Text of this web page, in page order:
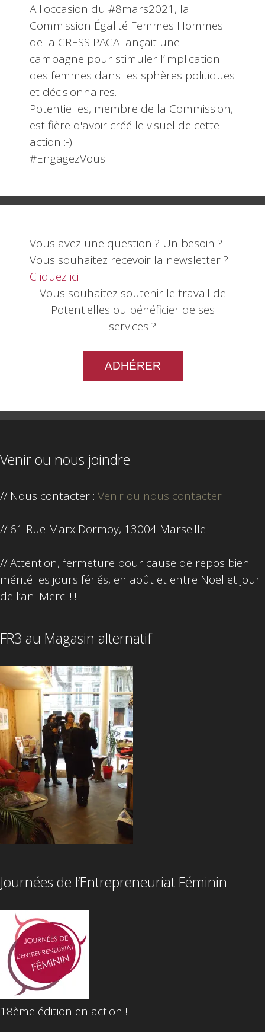
A l'occasion du #8mars2021, la
Commission Égalité Femmes Hommes
de la CRESS PACA lançait une
campagne pour stimuler l’implication
des femmes dans les sphères politiques
et décisionnaires.
Potentielles, membre de la Commission,
est fière d'avoir créé le visuel de cette
action :-)
#EngagezVous
Vous avez une question ? Un besoin ?
Vous souhaitez recevoir la newsletter ?
Cliquez ici
Vous souhaitez soutenir le travail de
Potentielles ou bénéficier de ses
services ?
ADHÉRER
Venir ou nous joindre
// Nous contacter : Venir ou nous contacter
// 61 Rue Marx Dormoy, 13004 Marseille
// Attention, fermeture pour cause de repos bien
mérité les jours fériés, en août et entre Noël et jour
de l’an. Merci !!!
FR3 au Magasin alternatif
Journées de l’Entrepreneuriat Féminin
18ème édition en action !